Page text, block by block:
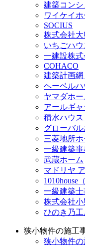
建築コン
ワイケイ
SOCIUS
株式会社
いちごハ
一建設株式
COHACO
建築計画
ヘーベルハ
ヤマダホ
アールギ
積水ハウ
グローバ
三菱地所
一級建築
武蔵ホーム
マドリヤ
1010house
一級建築
株式会社
ひのき乃
狭小物件の施工
狭小物件